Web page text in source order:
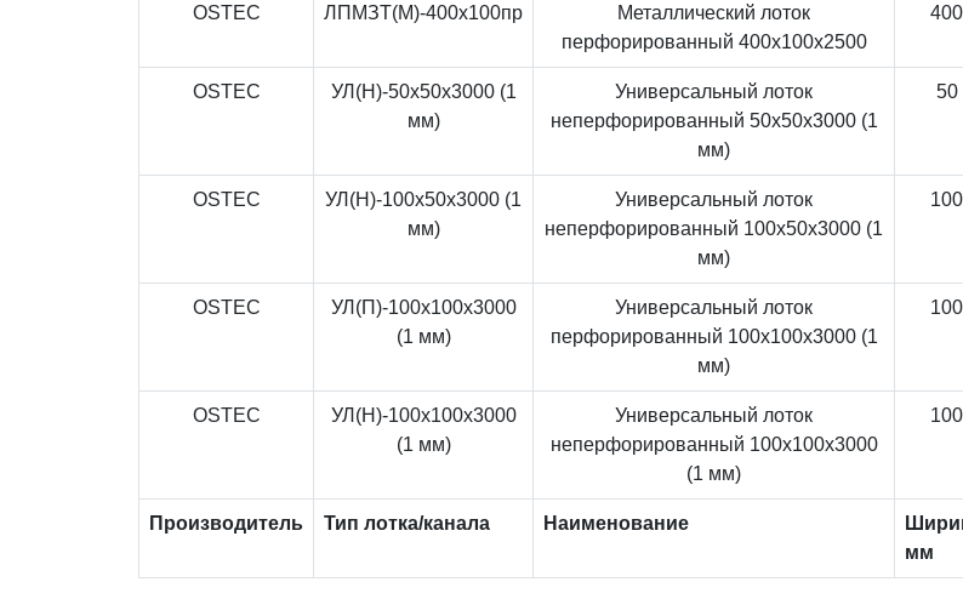
OSTEC ЛПМЗТ(М)-400x100пр
Металлический лоток
перфорированный 400x100x2500
400
OSTEC
УЛ(Н)-50x50x3000 (1
мм)
Универсальный лоток
неперфорированный 50x50x3000 (1
мм)
50
OSTEC
УЛ(Н)-100x50x3000 (1
мм)
Универсальный лоток
неперфорированный 100x50x3000 (1
мм)
100
OSTEC
УЛ(П)-100x100x3000
(1 мм)
Универсальный лоток
перфорированный 100x100x3000 (1
мм)
100
OSTEC
УЛ(Н)-100x100x3000
(1 мм)
Универсальный лоток
неперфорированный 100x100x3000
(1 мм)
100
Производитель Тип лотка/канала Наименование
мм